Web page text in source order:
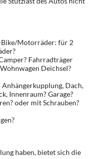
Motorräder: für 2
Fahrradträger
Deichsel?
Dach,
Innenraum? Garage?
oder mit Schrauben?
haben, bietet sich die